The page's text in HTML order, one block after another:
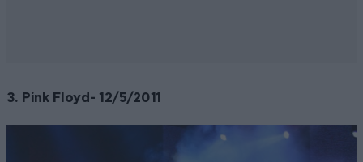
3. Pink Floyd- 12/5/2011